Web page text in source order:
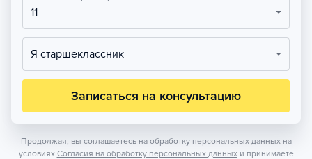
11
Я старшеклассник
Записаться на консультацию
Продолжая, вы соглашаетесь на обработку персональных данных на
условиях Согласия на обработку персональных данных и принимаете